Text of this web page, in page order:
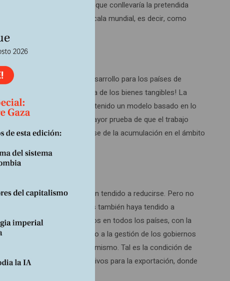
la estructura ocupacional que conllevaría la pretendida
la acumulación en la escala mundial, es decir, como
alternativas de desarrollo para los países de
la pérdida de importancia de los bienes tangibles! La
de que hemos tenido un modelo basado en lo
economías. Y esa es la mayor prueba de que el trabajo
sido en esta década la base de la acumulación en el ámbito
se han estancado o han tendido a reducirse. Pero no
en dichas actividades también haya tendido a
durante los últimos 10 años en todos los países, con la
atribuyéndole este éxito a la gestión de los gobiernos
cambio del empleo en sí mismo. Tal es la condición de
agricultura de monocultivos para la exportación, donde